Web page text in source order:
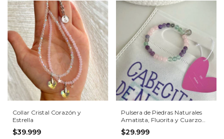
Collar Cristal Corazón y
Estrella
$39.999
Pulsera de Piedras Naturales
Amatista, Fluorita y Cuarzo
Rosa con Corazón Luminoso
$29.999